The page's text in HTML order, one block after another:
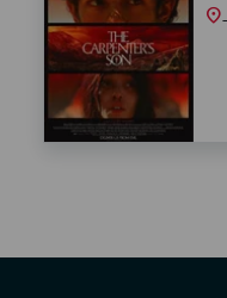
location_on